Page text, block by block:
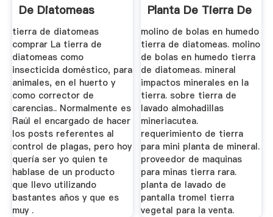
De Diatomeas
tierra de diatomeas
comprar La tierra de
diatomeas como
insecticida doméstico, para
animales, en el huerto y
como corrector de
carencias.. Normalmente es
Raúl el encargado de hacer
los posts referentes al
control de plagas, pero hoy
quería ser yo quien te
hablase de un producto
que llevo utilizando
bastantes años y que es
muy .
Planta De Tierra De
...
molino de bolas en humedo
tierra de diatomeas. molino
de bolas en humedo tierra
de diatomeas. mineral
impactos minerales en la
tierra. sobre tierra de
lavado almohadillas
mineriacutea.
requerimiento de tierra
para mini planta de mineral.
proveedor de maquinas
para minas tierra rara.
planta de lavado de
pantalla tromel tierra
vegetal para la venta.